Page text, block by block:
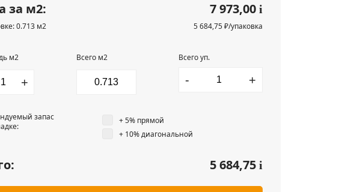
за м2: 7 973,00 i
0.713 м2 5 684,75 ₽/упаковка
м2
+
Всего м2 Всего уп.
- +
запас
+ 5% прямой
+ 10% диагональной
5 684,75 i